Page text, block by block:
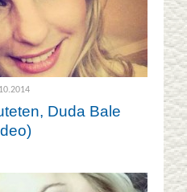
Duda Bale